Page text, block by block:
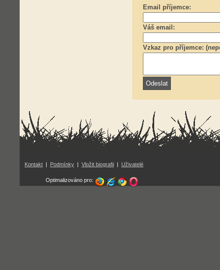
Email příjemce:
Váš email:
Vzkaz pro příjemce:
Kontakt | Podmínky | Vložit biografii | Uživatelé
Optimalizováno pro: